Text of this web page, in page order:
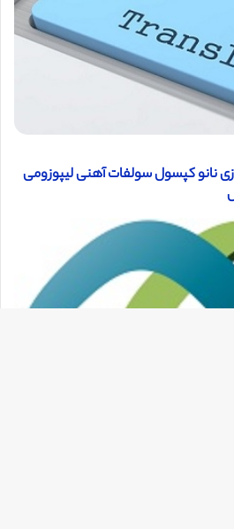
نانو کپسول سولفات آهنی لیپوزومی